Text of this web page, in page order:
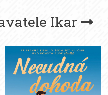
Ikar